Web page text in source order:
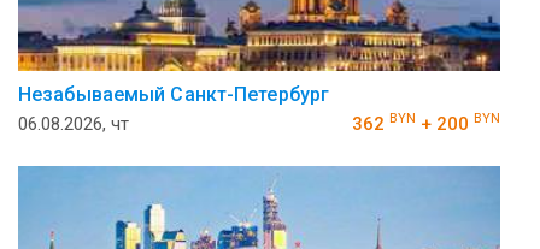
Незабываемый Санкт-Петербург
06.08.2026, чт 362 BYN + 200 BYN